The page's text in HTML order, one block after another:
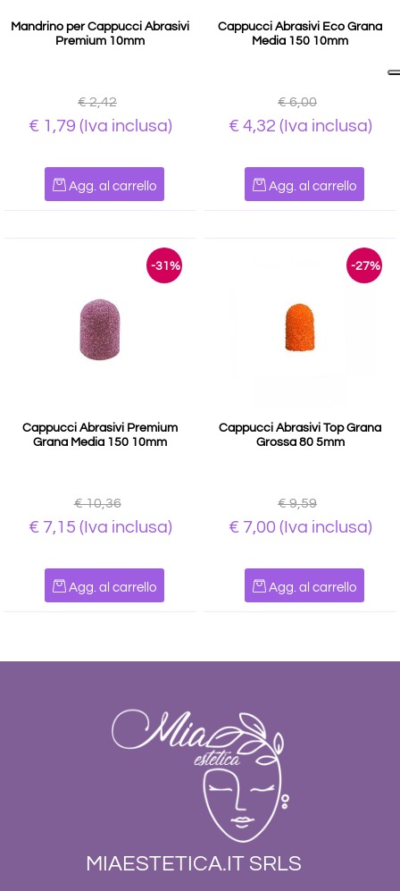
Mandrino per Cappucci Abrasivi
Premium 10mm
€ 2,42
€ 1,79 (Iva inclusa)
Agg. al carrello
Cappucci Abrasivi Eco Grana
Media 150 10mm
€ 6,00
€ 4,32 (Iva inclusa)
Agg. al carrello
-31%
Cappucci Abrasivi Premium
Grana Media 150 10mm
€ 10,36
€ 7,15 (Iva inclusa)
Agg. al carrello
-27%
Cappucci Abrasivi Top Grana
Grossa 80 5mm
€ 9,59
€ 7,00 (Iva inclusa)
Agg. al carrello
MIAESTETICA.IT SRLS